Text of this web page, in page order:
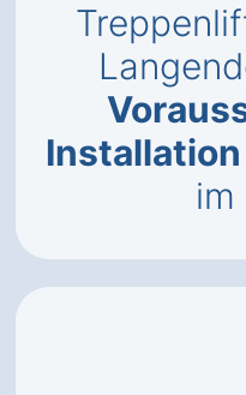
Installation
im